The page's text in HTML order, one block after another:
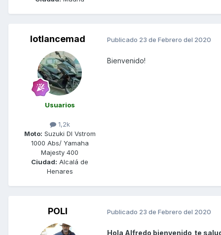
lotlancemad
Usuarios
1,2k
Moto: Suzuki Dl Vstrom
1000 Abs/ Yamaha
Majesty 400
Ciudad: Alcalá de
Henares
Publicado 23 de Febrero del 2020
Bienvenido!
POLI Publicado 23 de Febrero del 2020
Hola Alfredo bienvenido,te